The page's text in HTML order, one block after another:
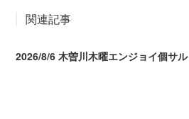
関連記事
2026/8/6 木曽川木曜エンジョイ個サル